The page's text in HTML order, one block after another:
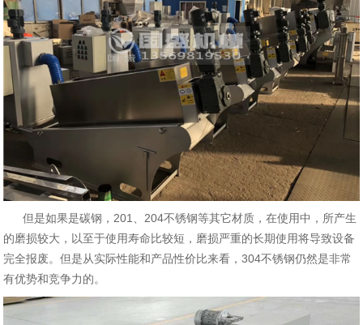
但是如果是碳钢，201、204不锈钢等其它材质，在使用中，所产生
的磨损较大，以至于使用寿命比较短，磨损严重的长期使用将导致设备
完全报废。但是从实际性能和产品性价比来看，304不锈钢仍然是非常
有优势和竞争力的。